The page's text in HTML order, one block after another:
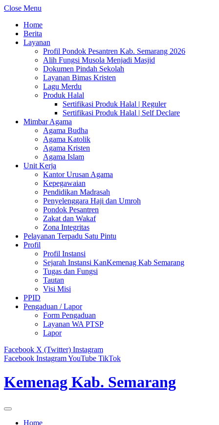
Close Menu
Home
Berita
Layanan
Profil Pondok Pesantren Kab. Semarang 2026
Alih Fungsi Musola Menjadi Masjid
Dokumen Pindah Sekolah
Layanan Bimas Kristen
Lagu Merdu
Produk Halal
Sertifikasi Produk Halal | Reguler
Sertifikasi Produk Halal | Self Declare
Mimbar Agama
Agama Budha
Agama Katolik
Agama Kristen
Agama Islam
Unit Kerja
Kantor Urusan Agama
Kepegawaian
Pendidikan Madrasah
Penyelenggara Haji dan Umroh
Pondok Pesantren
Zakat dan Wakaf
Zona Integritas
Pelayanan Terpadu Satu Pintu
Profil
Profil Instansi
Sejarah Instansi KanKemenag Kab Semarang
Tugas dan Fungsi
Tautan
Visi Misi
PPID
Pengaduan / Lapor
Form Pengaduan
Layanan WA PTSP
Lapor
Facebook X (Twitter) Instagram
Facebook InstagramYouTube TikTok
Kemenag Kab. Semarang
Home